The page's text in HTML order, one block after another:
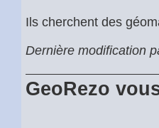
Ils cherchent des
Dernière modification
GeoRezo